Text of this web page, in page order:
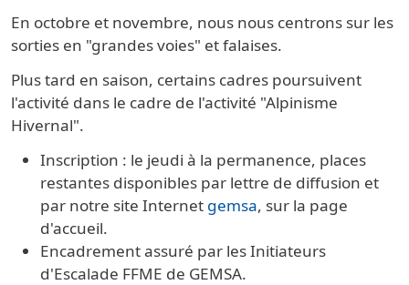
En octobre et novembre, nous nous centrons sur les
sorties en "grandes voies" et falaises.
Plus tard en saison, certains cadres poursuivent
l'activité dans le cadre de l'activité "Alpinisme
Hivernal".
Inscription : le jeudi à la permanence, places
restantes disponibles par lettre de diffusion et
par notre site Internet gemsa, sur la page
d'accueil.
Encadrement assuré par les Initiateurs
d'Escalade FFME de GEMSA.